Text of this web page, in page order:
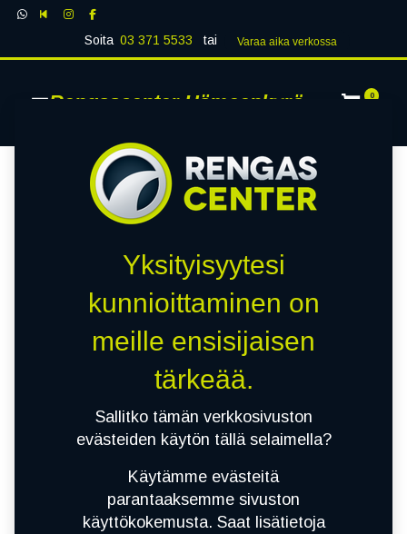
Soita 03 371 5533 tai Varaa aika verk​​​​ossa
Rengascenter Hämeenkyrö 0
Yksityisyytesi
kunnioittaminen on
meille ensisijaisen
tärkeää.
Sallitko tämän verkkosivuston
evästeiden käytön tällä selaimella?
Käytämme evästeitä
parantaaksemme sivuston
käyttökokemusta. Saat lisätietoja